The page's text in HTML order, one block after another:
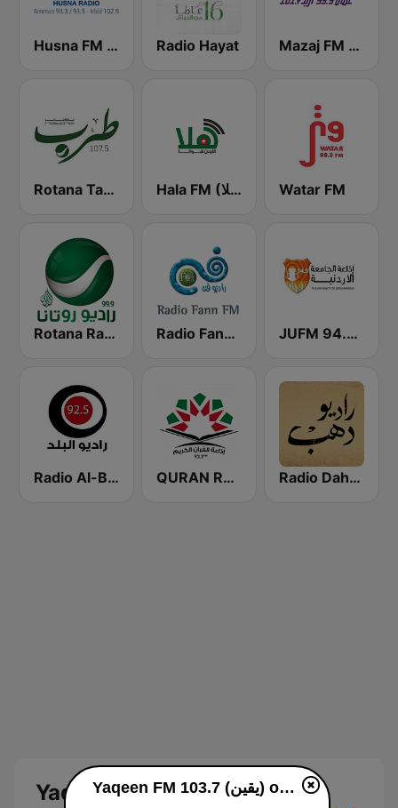
Husna FM (حسنى) Radio Hayat Mazaj FM (مزاج إف إم)
Rotana Tarab Jordan ( راديو روتانا طرب الاردن) Hala FM (راديو هلا) Watar FM
Rotana Radio (راديو روتانا) Radio Fann (راديو فن) JUFM 94.9 (إذاعة الجامعة الأردنية)
Radio Al-Balad 92.5 (راديو البلد) QURAN RADIO (إذاعة القران الكريم) Radio Dahab - راديو دهب
Yaqeen FM 103.7 (يقين) Yaqeen FM 103.7 (يقين) online